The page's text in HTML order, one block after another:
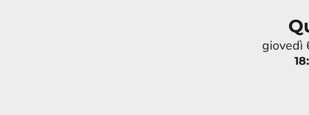
giovedì